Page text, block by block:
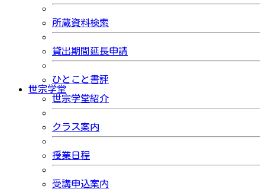
所蔵資料検索
貸出期間延長申請
ひとこと書評
世宗学堂
世宗学堂紹介
クラス案内
授業日程
受講申込案内